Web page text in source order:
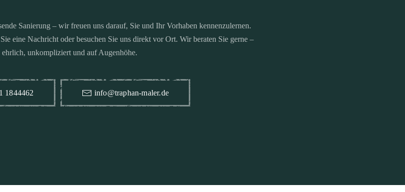
Sanierung – wir freuen uns darauf, Sie und Ihr Vorhaben kennenzulernen.
eine Nachricht oder besuchen Sie uns direkt vor Ort. Wir beraten Sie gerne –
ehrlich, unkompliziert und auf Augenhöhe.
1844462 info@traphan-maler.de